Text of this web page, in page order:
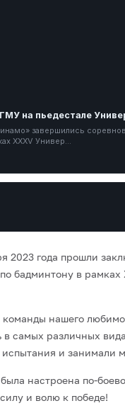
2023 года прошли
бадминтону в рамках
команды нашего
в самых различных
и занимали
настроена по-
и волю к победе!